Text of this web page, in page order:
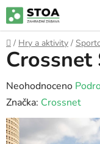
Přejít
na
obsah
Domů
/ Hry a aktivity /
Crossnet
Průměrné
hodnocení
produktu
je
Neohodnoceno
Značka: Crossnet